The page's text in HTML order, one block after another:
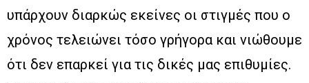
υπάρχουν διαρκώς εκείνες οι στιγμές που ο
χρόνος τελειώνει τόσο γρήγορα και νιώθουμε
ότι δεν επαρκεί για τις δικές μας επιθυμίες.